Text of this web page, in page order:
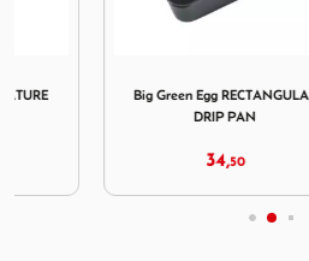
Big Green Egg RECTANGULAR